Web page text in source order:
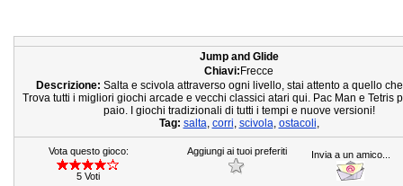
Jump and Glide
Chiavi: Frecce
Descrizione: Salta e scivola attraverso ogni livello, stai attento a quello
Trova tutti i migliori giochi arcade e vecchi classici atari qui. Pac Man e Tetris
paio. I giochi tradizionali di tutti i tempi e nuove versioni!
Tag: salta, corri, scivola, ostacoli,
Vota questo gioco:
5 Voti
Aggiungi ai tuoi preferiti Invia a un amico...